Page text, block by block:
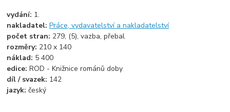
vydání: 1.
nakladatel:Práce, vydavatelství a nakladatelství
počet stran: 279, (5), vazba, přebal
rozměry: 210 x 140
náklad: 5 400
edice:ROD - Knižnice románů doby
díl / svazek: 142
jazyk:český